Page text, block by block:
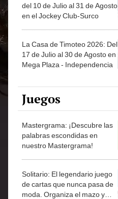
del 10 de Julio al 31 de Agosto
en el Jockey Club-Surco
La Casa de Timoteo 2026: Del
17 de Julio al 30 de Agosto en
Mega Plaza - Independencia
Juegos
Mastergrama: ¡Descubre las
palabras escondidas en
nuestro Mastergrama!
Solitario: El legendario juego
de cartas que nunca pasa de
moda. Organiza el mazo y